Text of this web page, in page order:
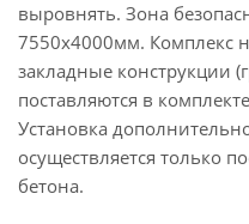
выровнять. Зона
7550х4000мм. Комплекс
закладные конструкции
поставляются в
Установка
осуществляется только
бетона.